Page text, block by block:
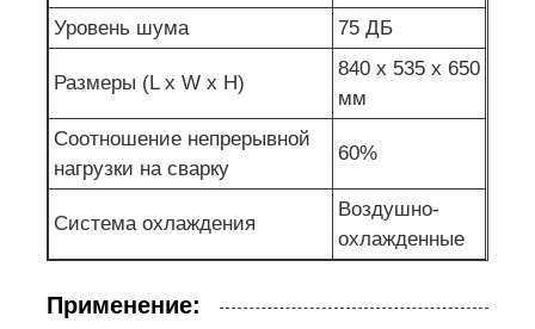
Уровень шума
75 ДБ
Размеры (L x W x H)
840 х 535 х 650
мм
Соотношение непрерывной
нагрузки на сварку
60%
Система охлаждения
Воздушно-
охлажденные
Применение: